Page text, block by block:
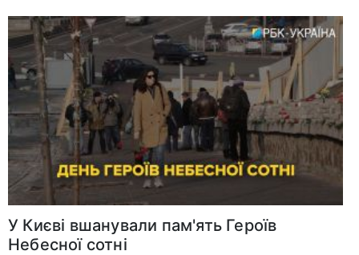
У Києві вшанували пам'ять Героїв
Небесної сотні